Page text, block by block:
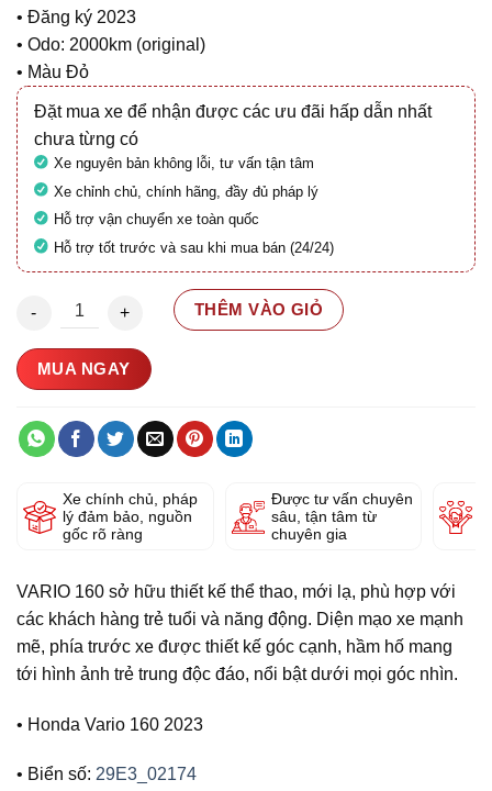
• Đăng ký 2023
• Odo: 2000km (original)
• Màu Đỏ
Đặt mua xe để nhận được các ưu đãi hấp dẫn nhất
chưa từng có
Xe nguyên bản không lỗi, tư vấn tận tâm
Xe chỉnh chủ, chính hãng, đầy đủ pháp lý
Hỗ trợ vận chuyển xe toàn quốc
Hỗ trợ tốt trước và sau khi mua bán (24/24)
Honda Vario 160 ABS 2023 29E3-021.74 số lượng
THÊM VÀO GIỎ
MUA NGAY
Xe chính chủ, pháp
lý đảm bảo, nguồn
gốc rõ ràng
Được tư vấn chuyên
sâu, tận tâm từ
chuyên gia
VARIO 160 sở hữu thiết kế thể thao, mới lạ, phù hợp với
các khách hàng trẻ tuổi và năng động. Diện mạo xe mạnh
mẽ, phía trước xe được thiết kế góc cạnh, hầm hố mang
tới hình ảnh trẻ trung độc đáo, nổi bật dưới mọi góc nhìn.
• Honda Vario 160 2023
• Biển số: 29E3_02174